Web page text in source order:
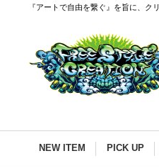
『アートで自由を繋ぐ』を旨に、
NEW ITEM PICK UP